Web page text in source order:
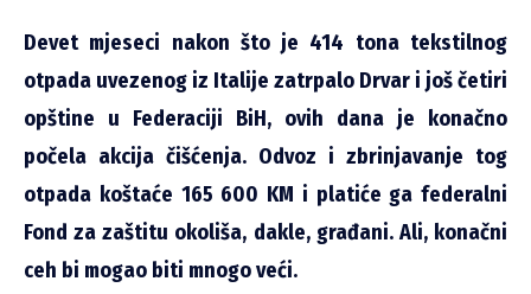
Devet mjeseci nakon što je 414 tona tekstilnog
otpada uvezenog iz Italije zatrpalo Drvar i još četiri
opštine u Federaciji BiH, ovih dana je konačno
počela akcija čišćenja. Odvoz i zbrinjavanje tog
otpada koštaće 165 600 KM i platiće ga federalni
Fond za zaštitu okoliša, dakle, građani. Ali, konačni
ceh bi mogao biti mnogo veći.